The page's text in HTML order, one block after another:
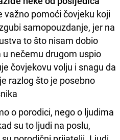
važno pomoći čovjeku koji
samopouzdanje, jer na
to što nisam dobio
nečemu drugom uspio
čovjekovu volju i snagu da
razlog što je posebno
o porodici, nego o ljudima
su to ljudi na poslu,